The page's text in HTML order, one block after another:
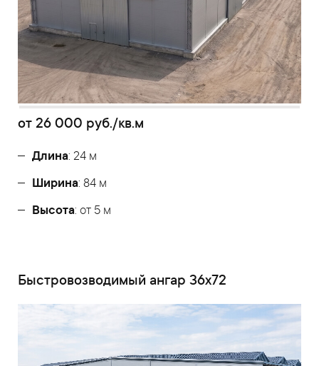
от 26 000 руб./кв.м
Длина: 24 м
Ширина: 84 м
Высота: от 5 м
Быстровозводимый ангар 36x72